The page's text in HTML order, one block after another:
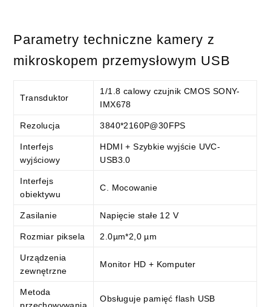
Parametry techniczne kamery z
mikroskopem przemysłowym USB
Transduktor
1/1.8 calowy czujnik CMOS SONY-
IMX678
Rezolucja 3840*2160P@30FPS
Interfejs
wyjściowy
HDMI + Szybkie wyjście UVC-
USB3.0
Interfejs
obiektywu
C. Mocowanie
Zasilanie Napięcie stałe 12 V
Rozmiar piksela 2.0µm*2,0 µm
Urządzenia
zewnętrzne
Monitor HD + Komputer
Metoda
Obsługuje pamięć flash USB